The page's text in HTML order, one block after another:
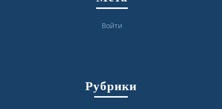
Войти
Рубрики